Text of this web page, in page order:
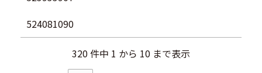
524081090
320 件中 1 から 10 まで表示